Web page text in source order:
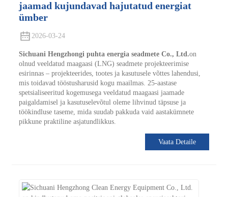
jaamad kujundavad hajutatud energiat
ümber
2026-03-24
Sichuani Hengzhongi puhta energia seadmete Co., Ltd.on
olnud veeldatud maagaasi (LNG) seadmete projekteerimise
esirinnas – projekteerides, tootes ja kasutusele võttes lahendusi,
mis toidavad tööstusharusid kogu maailmas. 25-aastase
spetsialiseeritud kogemusega veeldatud maagaasi jaamade
paigaldamisel ja kasutuselevõtul oleme lihvinud täpsuse ja
töökindluse taseme, mida suudab pakkuda vaid aastakümnete
pikkune praktiline asjatundlikkus.
Vaata Detaile